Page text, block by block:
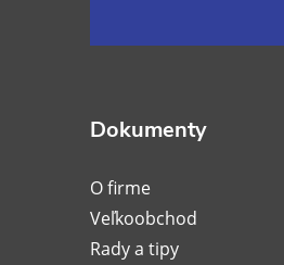
Dokumenty
O firme
Veľkoobchod
Rady a tipy